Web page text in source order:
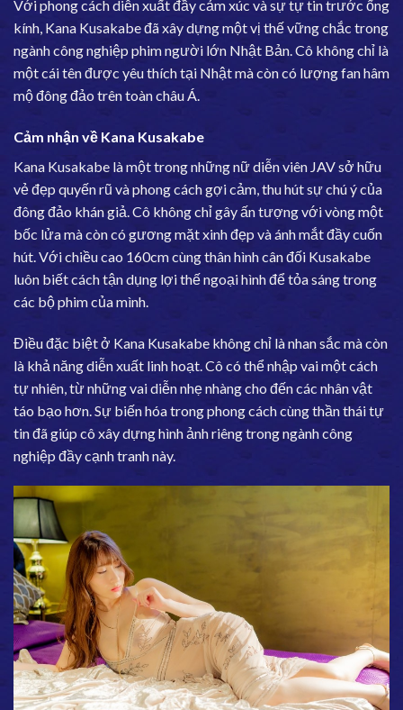
Với phong cách diễn xuất đầy cảm xúc và sự tự tin trước ống
kính, Kana Kusakabe đã xây dựng một vị thế vững chắc trong
ngành công nghiệp phim người lớn Nhật Bản. Cô không chỉ là
một cái tên được yêu thích tại Nhật mà còn có lượng fan hâm
mộ đông đảo trên toàn châu Á.
Cảm nhận về Kana Kusakabe
Kana Kusakabe là một trong những nữ diễn viên JAV sở hữu
vẻ đẹp quyến rũ và phong cách gợi cảm, thu hút sự chú ý của
đông đảo khán giả. Cô không chỉ gây ấn tượng với vòng một
bốc lửa mà còn có gương mặt xinh đẹp và ánh mắt đầy cuốn
hút. Với chiều cao 160cm cùng thân hình cân đối Kusakabe
luôn biết cách tận dụng lợi thế ngoại hình để tỏa sáng trong
các bộ phim của mình.
Điều đặc biệt ở Kana Kusakabe không chỉ là nhan sắc mà còn
là khả năng diễn xuất linh hoạt. Cô có thể nhập vai một cách
tự nhiên, từ những vai diễn nhẹ nhàng cho đến các nhân vật
táo bạo hơn. Sự biến hóa trong phong cách cùng thần thái tự
tin đã giúp cô xây dựng hình ảnh riêng trong ngành công
nghiệp đầy cạnh tranh này.